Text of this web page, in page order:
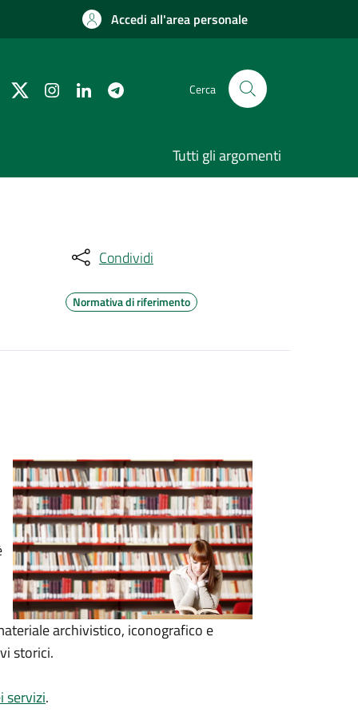
Accedi all'area personale
Cerca
Tutti gli argomenti
Condividi
Normativa di riferimento
archivistico, iconografico e
storici.
servizi.